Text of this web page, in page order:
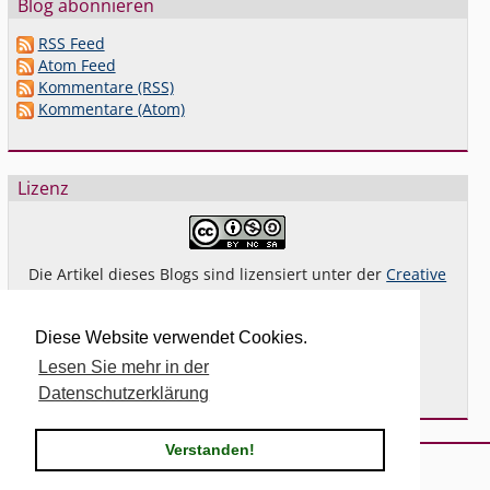
Diese Website verwendet Cookies.
Lesen Sie mehr in der
Datenschutzerklärung
Verstanden!
Blog abonnieren
RSS Feed
Atom Feed
Kommentare (RSS)
Kommentare (Atom)
Lizenz
Die Artikel dieses Blogs sind lizensiert unter derCreative
Das giltnichtfür Bilder oder (andere) erkennbare
Beiträge.
Powered bySerendipity& the2k11theme.